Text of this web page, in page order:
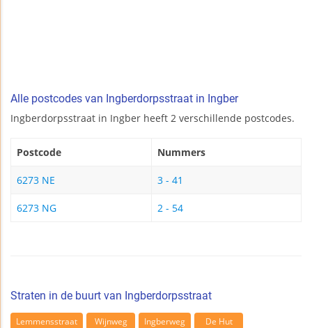
Alle postcodes van Ingberdorpsstraat in Ingber
Ingberdorpsstraat in Ingber heeft 2 verschillende postcodes.
Postcode Nummers
6273 NE 3 - 41
6273 NG 2 - 54
Straten in de buurt van Ingberdorpsstraat
Lemmensstraat Wijnweg Ingberweg De Hut